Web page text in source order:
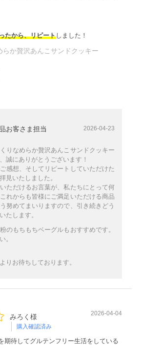
たから、リピートしました！
らか贅沢あんこサンドクッキー
お客さま担当 2026-04-23
りなめらか贅沢あんこサンドクッキー
誠にありがとうございます！
感想、そしてリピートしていただけた
見いたしました。
ただけるお言葉が、私たちにとって何
れからも皆様にご満足いただける商品
努めてまいりますので、引き続きどう
たします。
のもちもちベーグルもおすすめです。
。
りお待ちしております。
みろく様
購入確認済み
2026-04-04
期待してグルテンフリー生活をしている